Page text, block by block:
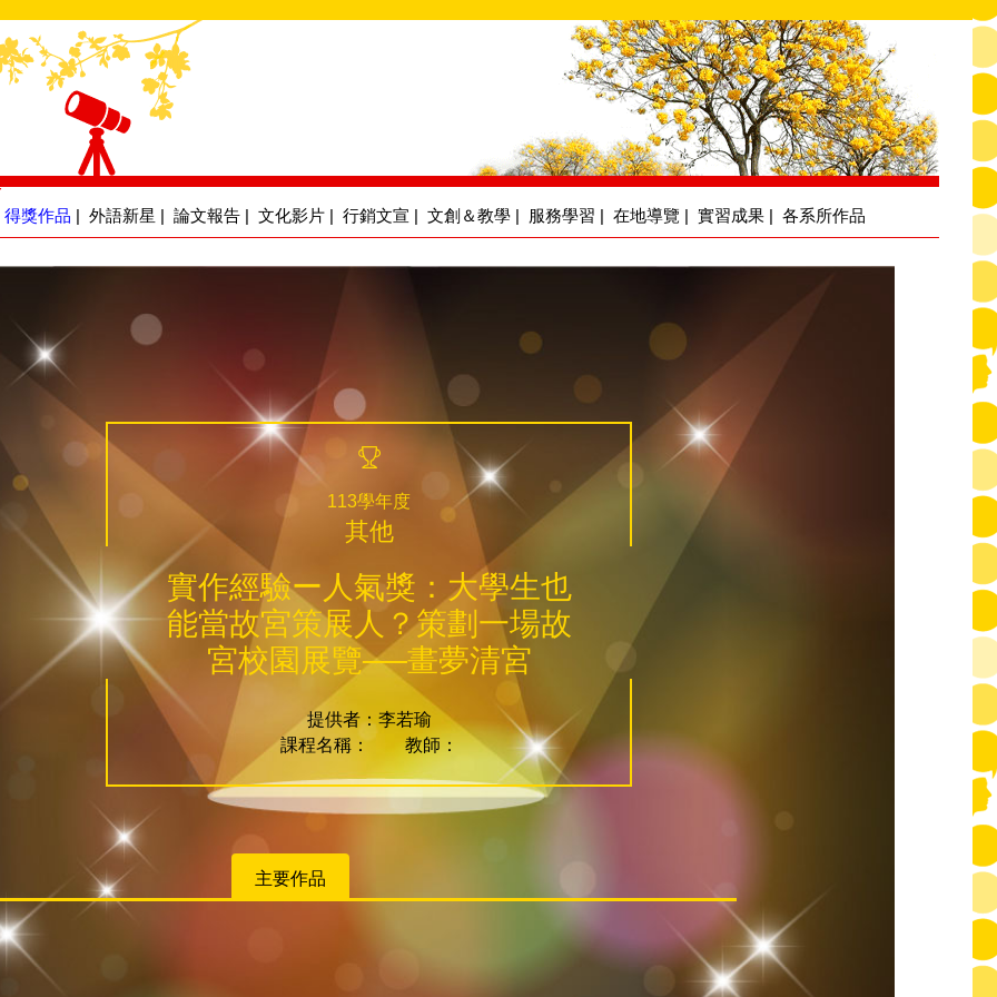
得獎作品 | 外語新星 | 論文報告 | 文化影片 | 行銷文宣 | 文創＆教學 | 服務學習 | 在地導覽 | 實習成果 | 各系所作品
113學年度
其他
實作經驗ー人氣獎：大學生也
能當故宮策展人？策劃一場故
宮校園展覽──畫夢清宮
提供者：李若瑜
課程名稱： 教師：
主要作品